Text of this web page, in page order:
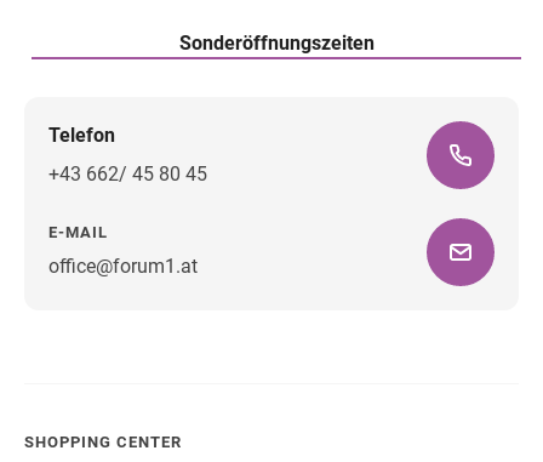
Sonderöffnungszeiten
Telefon
+43 662/ 45 80 45
E-MAIL
office@forum1.at
SHOPPING CENTER